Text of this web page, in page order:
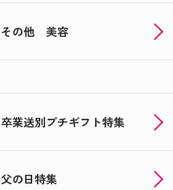
その他 美容
卒業送別プチギフト特集
父の日特集